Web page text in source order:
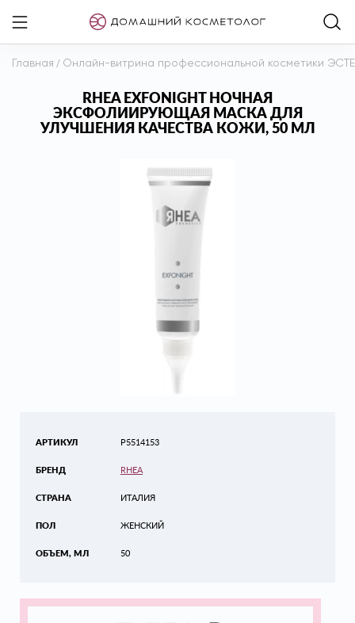
Главная / Онлайн-витрина профессиональной косметики
RHEA EXFONIGHT НОЧНАЯ
ЭКСФОЛИИРУЮЩАЯ МАСКА ДЛЯ
УЛУЧШЕНИЯ КАЧЕСТВА КОЖИ, 50 МЛ
АРТИКУЛ
БРЕНД
СТРАНА
ПОЛ
ОБЪЕМ, МЛ
P5514153
RHEA
ИТАЛИЯ
ЖЕНСКИЙ
50